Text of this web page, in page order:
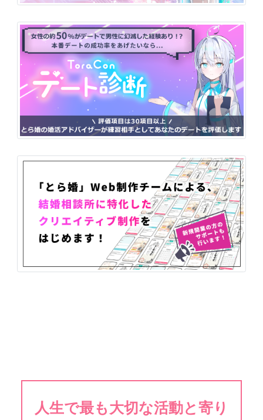
人生で最も大切な活動と寄り